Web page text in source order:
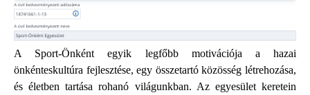
A Sport-Önként egyik legfőbb motivációja a hazai
önkénteskultúra fejlesztése, egy összetartó közösség létrehozása,
és életben tartása rohanó világunkban. Az egyesület keretein